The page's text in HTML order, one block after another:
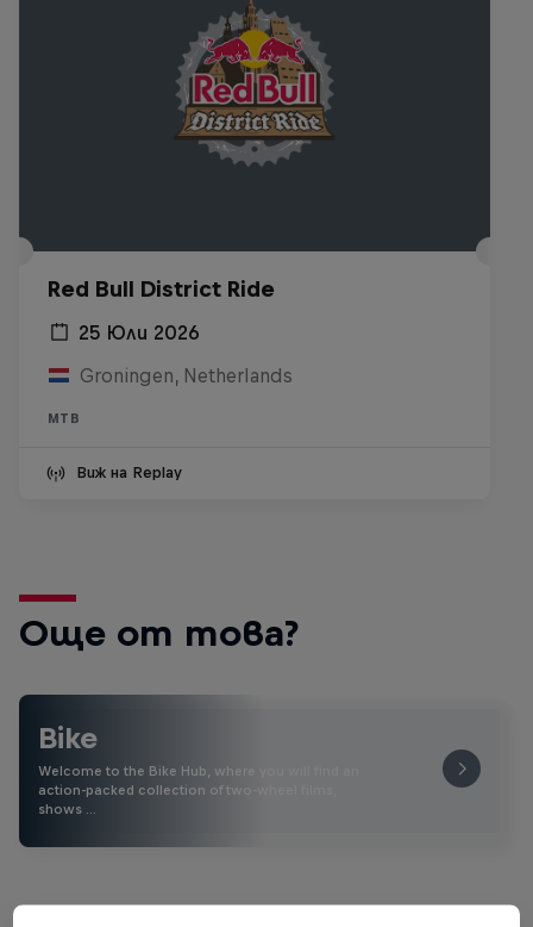
Red Bull District Ride
25 Юли 2026
Groningen, Netherlands
MTB
Виж на Replay
Още от това?
Bike
Welcome to the Bike Hub, where you will find an
action-packed collection of two-wheel films,
shows …